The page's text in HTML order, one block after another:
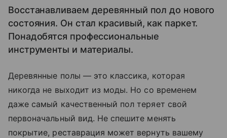
Восстанавливаем деревянный пол до нового
состояния. Он стал красивый, как паркет.
Понадобятся профессиональные
инструменты и материалы.
Деревянные полы — это классика, которая
никогда не выходит из моды. Но со временем
даже самый качественный пол теряет свой
первоначальный вид. Не спешите менять
покрытие, реставрация может вернуть вашему